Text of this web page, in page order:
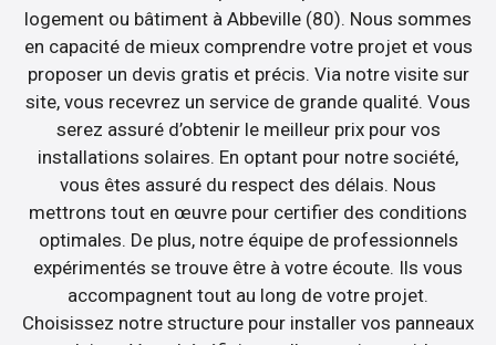
logement ou bâtiment à Abbeville (80). Nous sommes
en capacité de mieux comprendre votre projet et vous
proposer un devis gratis et précis. Via notre visite sur
site, vous recevrez un service de grande qualité. Vous
serez assuré d’obtenir le meilleur prix pour vos
installations solaires. En optant pour notre société,
vous êtes assuré du respect des délais. Nous
mettrons tout en œuvre pour certifier des conditions
optimales. De plus, notre équipe de professionnels
expérimentés se trouve être à votre écoute. Ils vous
accompagnent tout au long de votre projet.
Choisissez notre structure pour installer vos panneaux